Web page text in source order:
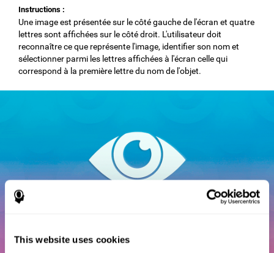
This website uses cookies
Instructions :
Une image est présentée sur le côté gauche de l'écran et quatre
lettres sont affichées sur le côté droit. L'utilisateur doit
reconnaître ce que représente l'image, identifier son nom et
sélectionner parmi les lettres affichées à l'écran celle qui
correspond à la première lettre du nom de l'objet.